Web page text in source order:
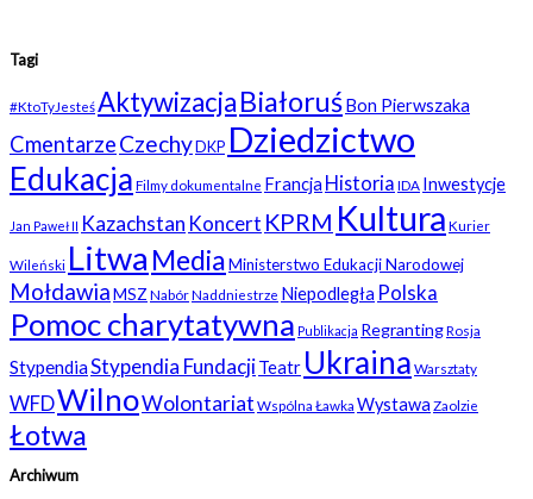
Tagi
#KtoTyJesteśAktywizacjaBiałoruśBon Pierwszaka
CmentarzeCzechyDKP Dziedzictwo
Edukacja Filmy dokumentalne Francja Historia IDA Inwestycje
Jan Paweł II Kazachstan Koncert KPRM Kultura Kurier
Wileński Litwa MediaMinisterstwo Edukacji Narodowej
MołdawiaMSZ NabórNaddniestrze Niepodległa Polska
Pomoc charytatywna Publikacja RegrantingRosja
StypendiaStypendia FundacjiTeatr Ukraina Warsztaty
WFDWilnoWolontariat Wspólna Ławka Wystawa Zaolzie
Łotwa
Archiwum